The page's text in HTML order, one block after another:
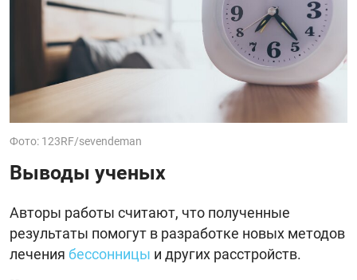
Фото: 123RF/sevendeman
Выводы ученых
Авторы работы считают, что полученные
результаты помогут в разработке новых методов
лечения бессонницы и других расстройств.